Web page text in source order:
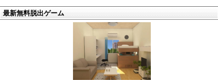
最新無料脱出ゲーム